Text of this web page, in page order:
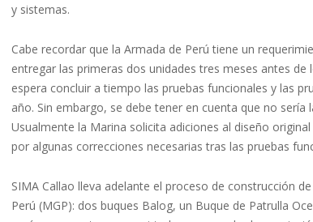
y sistemas.
Cabe recordar que la Armada de Perú tiene un
entregar las primeras dos unidades tres meses antes
espera concluir a tiempo las pruebas funcionales y las
año. Sin embargo, se debe tener en cuenta que no
Usualmente la Marina solicita adiciones al diseño
por algunas correcciones necesarias tras las pruebas
SIMA Callao lleva adelante el proceso de construcción
Perú (MGP): dos buques Balog, un Buque de Patrulla